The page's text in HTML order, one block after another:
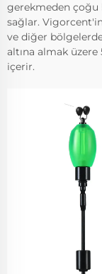
gerekmeden çoğu
sağlar.
ve diğer
altına almak üzere
içerir.